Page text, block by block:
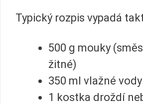
Typický rozpis vypadá
500 g mouky
žitné)
350 ml vlažné vody
1 kostka droždí